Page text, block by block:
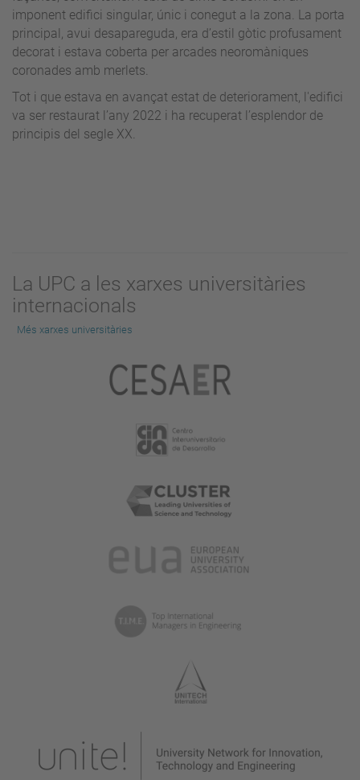
imponent edifici singular, únic i conegut a la zona. La porta
principal, avui desapareguda, era d’estil gòtic profusament
decorat i estava coberta per arcades neoromàniques
coronades amb merlets.
Tot i que estava en avançat estat de deteriorament, l'edifici
va ser restaurat l’any 2022 i ha recuperat l’esplendor de
principis del segle XX.
La UPC a les xarxes universitàries
internacionals
Més xarxes universitàries